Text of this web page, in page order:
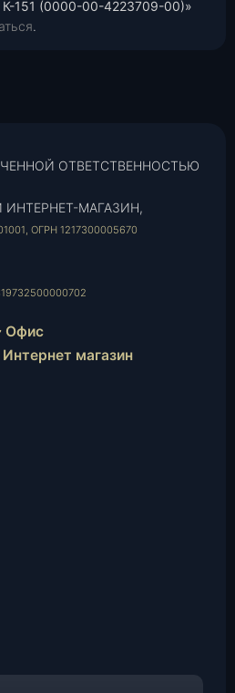
151 (0000-00-4223709-00)»
.
ОТВЕТСТВЕННОСТЬЮ
МАГАЗИН,
ОГРН 1217300005670
Офис
магазин